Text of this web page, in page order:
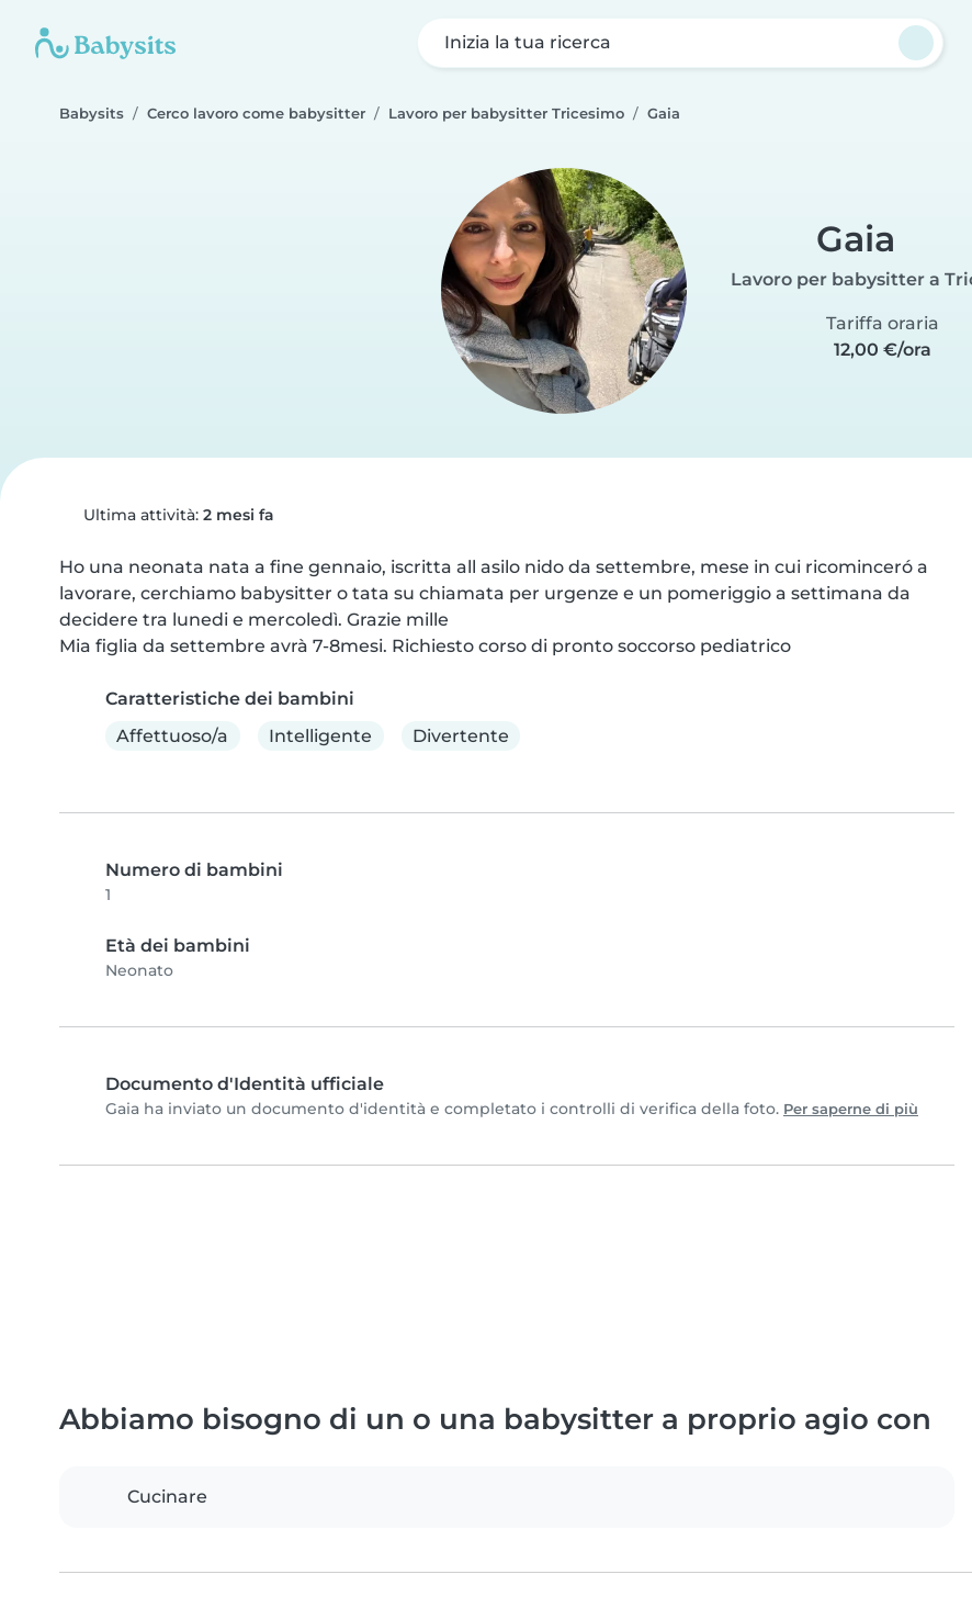
Inizia la tua ricerca
Babysits Cerco lavoro come babysitter Lavoro per babysitter Tricesimo Gaia
Gaia
Lavoro per babysitter a
Tariffa oraria
12,00 €/ora
Ultima attività: 2 mesi fa
Ho una neonata nata a fine gennaio, iscritta all asilo nido da settembre, mese in cui ricominceró a
lavorare, cerchiamo babysitter o tata su chiamata per urgenze e un pomeriggio a settimana da
decidere tra lunedi e mercoledì. Grazie mille
Mia figlia da settembre avrà 7-8mesi. Richiesto corso di pronto soccorso pediatrico
Caratteristiche dei bambini
Affettuoso/a
Intelligente Divertente
Numero di bambini
1
Età dei bambini
Neonato
Documento d'Identità ufficiale
Gaia ha inviato un documento d'identità e completato i controlli di verifica della foto. Per saperne di più
Abbiamo bisogno di un o una babysitter a proprio agio con
Cucinare